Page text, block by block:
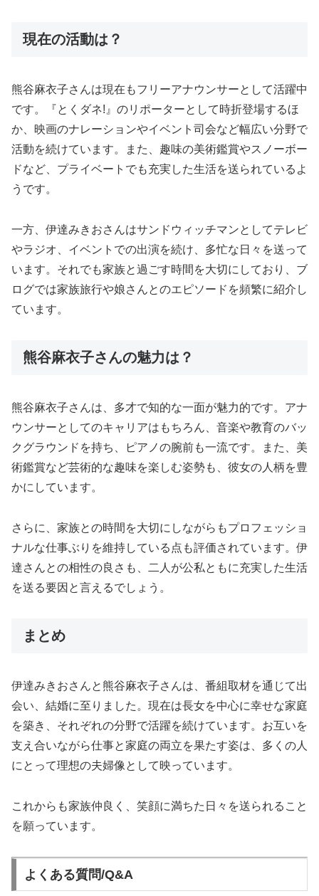
現在の活動は？
熊谷麻衣子さんは現在もフリーアナウンサーとして活躍中
です。『とくダネ!』のリポーターとして時折登場するほ
か、映画のナレーションやイベント司会など幅広い分野で
活動を続けています。また、趣味の美術鑑賞やスノーボー
ドなど、プライベートでも充実した生活を送られているよ
うです。
一方、伊達みきおさんはサンドウィッチマンとしてテレビ
やラジオ、イベントでの出演を続け、多忙な日々を送って
います。それでも家族と過ごす時間を大切にしており、ブ
ログでは家族旅行や娘さんとのエピソードを頻繁に紹介し
ています。
熊谷麻衣子さんの魅力は？
熊谷麻衣子さんは、多才で知的な一面が魅力的です。アナ
ウンサーとしてのキャリアはもちろん、音楽や教育のバッ
クグラウンドを持ち、ピアノの腕前も一流です。また、美
術鑑賞など芸術的な趣味を楽しむ姿勢も、彼女の人柄を豊
かにしています。
さらに、家族との時間を大切にしながらもプロフェッショ
ナルな仕事ぶりを維持している点も評価されています。伊
達さんとの相性の良さも、二人が公私ともに充実した生活
を送る要因と言えるでしょう。
まとめ
伊達みきおさんと熊谷麻衣子さんは、番組取材を通じて出
会い、結婚に至りました。現在は長女を中心に幸せな家庭
を築き、それぞれの分野で活躍を続けています。お互いを
支え合いながら仕事と家庭の両立を果たす姿は、多くの人
にとって理想の夫婦像として映っています。
これからも家族仲良く、笑顔に満ちた日々を送られること
を願っています。
よくある質問/Q&A